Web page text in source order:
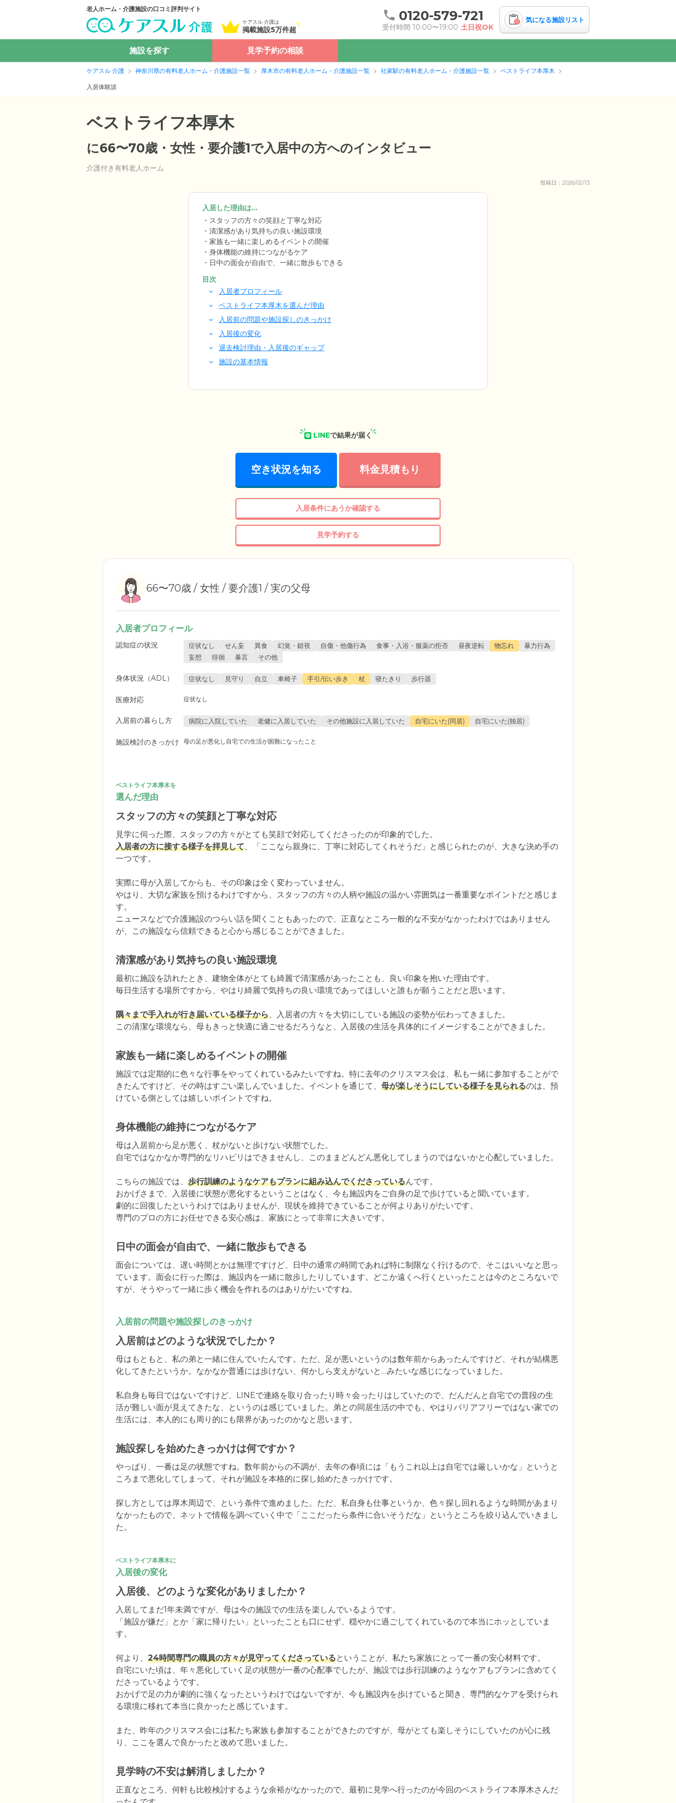
老人ホーム・介護施設の口コミ評判サイト
ケアスル 介護は
掲載施設5万件超
0120-579-721
受付時間 10:00〜19:00 土日祝OK
0 気になる施設リスト
施設を探す 見学予約の相談
ケアスル 介護 神奈川県の有料老人ホーム・介護施設一覧 厚木市の有料老人ホーム・介護施設一覧 社家駅の有料老人ホーム・介護施設一覧 ベストライフ本厚木
入居体験談
ベストライフ本厚木
に66〜70歳・女性・要介護1で入居中の方へのインタビュー
介護付き有料老人ホーム
投稿日：2026/02/13
入居した理由は...
スタッフの方々の笑顔と丁寧な対応
清潔感があり気持ちの良い施設環境
家族も一緒に楽しめるイベントの開催
身体機能の維持につながるケア
日中の面会が自由で、一緒に散歩もできる
目次
入居者プロフィール
ベストライフ本厚木を選んだ理由
入居前の問題や施設探しのきっかけ
入居後の変化
退去検討理由・入居後のギャップ
施設の基本情報
LINEで結果が届く
空き状況を知る 料金見積もり
入居条件にあうか確認する
見学予約する
66〜70歳 / 女性 / 要介護1 / 実の父母
入居者プロフィール
認知症の状況 症状なし せん妄 異食 幻覚・錯視 自傷・他傷行為 食事・入浴・服薬の拒否 昼夜逆転 物忘れ
暴力行為
妄想
徘徊 暴言 その他
身体状況（ADL） 症状なし 見守り 自立 車椅子 手引/伝い歩き 杖 寝たきり 歩行器
医療対応 症状なし
入居前の暮らし方 病院に入院していた 老健に入居していた その他施設に入居していた 自宅にいた(同居) 自宅にいた(独居)
施設検討のきっかけ 母の足が悪化し自宅での生活が困難になったこと
ベストライフ本厚木を
選んだ理由
スタッフの方々の笑顔と丁寧な対応
入居者の方に接する様子を拝見して、「ここなら親身に、丁寧に対応してくれそうだ」と感じられたのが、大きな決め手の
一つです。
実際に母が入居してからも、その印象は全く変わっていません。
やはり、大切な家族を預けるわけですから、スタッフの方々の人柄や施設の温かい雰囲気は一番重要なポイントだと感じま
す。
ニュースなどで介護施設のつらい話を聞くこともあったので、正直なところ一般的な不安がなかったわけではありません
が、この施設なら信頼できると心から感じることができました。
清潔感があり気持ちの良い施設環境
最初に施設を訪れたとき、建物全体がとても綺麗で清潔感があったことも、良い印象を抱いた理由です。
毎日生活する場所ですから、やはり綺麗で気持ちの良い環境であってほしいと誰もが願うことだと思います。
隅々まで手入れが行き届いている様子から、入居者の方々を大切にしている施設の姿勢が伝わってきました。
この清潔な環境なら、母もきっと快適に過ごせるだろうなと、入居後の生活を具体的にイメージすることができました。
家族も一緒に楽しめるイベントの開催
施設では定期的に色々な行事をやってくれているみたいですね。特に去年のクリスマス会は、私も一緒に参加することがで
きたんですけど、その時はすごい楽しんでいました。イベントを通じて、 母が楽しそうにしている様子を見られるのは、預
けている側としては嬉しいポイントですね。
身体機能の維持につながるケア
母は入居前から足が悪く、杖がないと歩けない状態でした。
自宅ではなかなか専門的なリハビリはできませんし、このままどんどん悪化してしまうのではないかと心配していました。
こちらの施設では、 歩行訓練のようなケアもプランに組み込んでくださっているんです。
おかげさまで、入居後に状態が悪化するということはなく、今も施設内をご自身の足で歩けていると聞いています。
劇的に回復したというわけではありませんが、現状を維持できていることが何よりありがたいです。
専門のプロの方にお任せできる安心感は、家族にとって非常に大きいです。
日中の面会が自由で、一緒に散歩もできる
面会については、遅い時間とかは無理ですけど、日中の通常の時間であれば特に制限なく行けるので、そこはいいなと思っ
ています。面会に行った際は、施設内を一緒に散歩したりしています。どこか遠くへ行くといったことは今のところないで
すが、そうやって一緒に歩く機会を作れるのはありがたいですね。
入居前の問題や施設探しのきっかけ
入居前はどのような状況でしたか？
母はもともと、私の弟と一緒に住んでいたんです。ただ、足が悪いというのは数年前からあったんですけど、それが結構悪
化してきたというか。なかなか普通には歩けない、何かしら支えがないと…みたいな感じになっていました。
私自身も毎日ではないですけど、LINEで連絡を取り合ったり時々会ったりはしていたので、だんだんと自宅での普段の生
活が難しい面が見えてきたな、というのは感じていました。弟との同居生活の中でも、やはりバリアフリーではない家での
生活には、本人的にも周り的にも限界があったのかなと思います。
施設探しを始めたきっかけは何ですか？
やっぱり、一番は足の状態ですね。数年前からの不調が、去年の春頃には「もうこれ以上は自宅では厳しいかな」というと
ころまで悪化してしまって。それが施設を本格的に探し始めたきっかけです。
探し方としては厚木周辺で、という条件で進めました。ただ、私自身も仕事というか、色々探し回れるような時間があまり
なかったもので、ネットで情報を調べていく中で「ここだったら条件に合いそうだな」というところを絞り込んでいきまし
た。
ベストライフ本厚木に
入居後の変化
入居後、どのような変化がありましたか？
入居してまだ1年未満ですが、母は今の施設での生活を楽しんでいるようです。
「施設が嫌だ」とか「家に帰りたい」といったことも口にせず、穏やかに過ごしてくれているので本当にホッとしていま
す。
何より、 24時間専門の職員の方々が見守ってくださっているということが、私たち家族にとって一番の安心材料です。
自宅にいた頃は、年々悪化していく足の状態が一番の心配事でしたが、施設では歩行訓練のようなケアもプランに含めてく
ださっているようです。
おかげで足の力が劇的に強くなったというわけではないですが、今も施設内を歩けていると聞き、専門的なケアを受けられ
る環境に移れて本当に良かったと感じています。
また、昨年のクリスマス会には私たち家族も参加することができたのですが、母がとても楽しそうにしていたのが心に残
り、ここを選んで良かったと改めて思いました。
見学時の不安は解消しましたか？
正直なところ、何軒も比較検討するような余裕がなかったので、最初に見学へ行ったのが今回のベストライフ本厚木さんだ